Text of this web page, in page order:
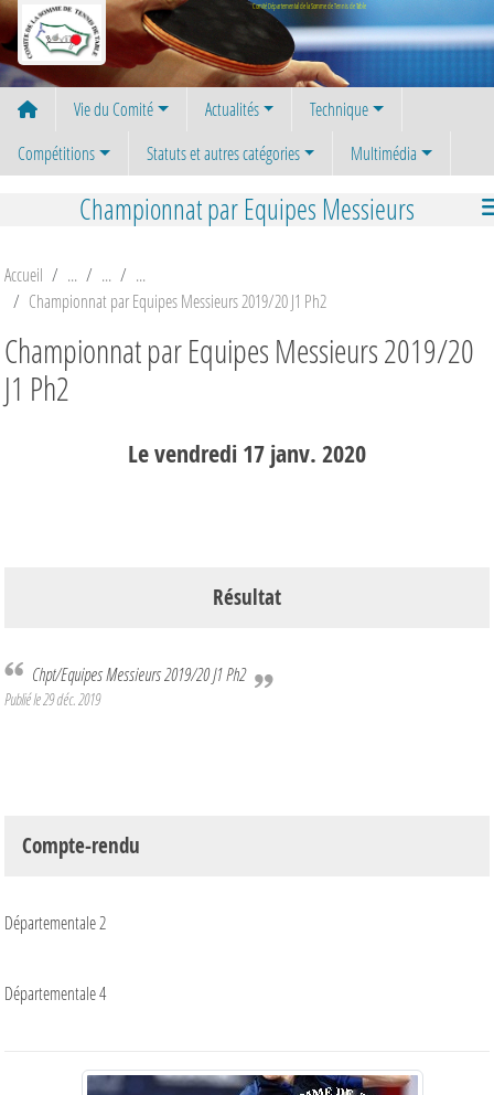
Comité Départemental de la Somme de Tennis de Table
Vie du Comité Actualités
Technique
Compétitions
Statuts et autres catégories Multimédia
Championnat par Equipes Messieurs
Accueil
Championnat par Equipes Messieurs 2019/20 J1 Ph2
Championnat par Equipes Messieurs 2019/20
J1 Ph2
Levendredi17janv.2020
Résultat
Chpt/Equipes Messieurs 2019/20 J1 Ph2
Publié le29 déc. 2019
Compte-rendu
Départementale 2
Départementale 4
Panneau de gestion des cookies